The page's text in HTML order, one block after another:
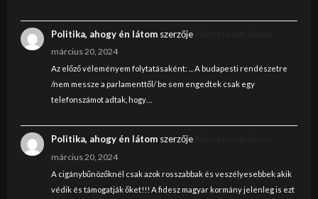
Politika, ahogy én látomszerzője
március 20, 2024
Az előző véleményem folytatásaként: ... A budapesti rendészetre
/nem messze a parlamenttől/ be sem engedtek csak egy
telefonszámot adtak, hogy…
Politika, ahogy én látomszerzője
március 20, 2024
A cigánybűnözőknél csak azok rosszabbak és veszélyesebbek akik
védik és támogatják őket!!! A fidesz magyar kormány jelenleg is ezt